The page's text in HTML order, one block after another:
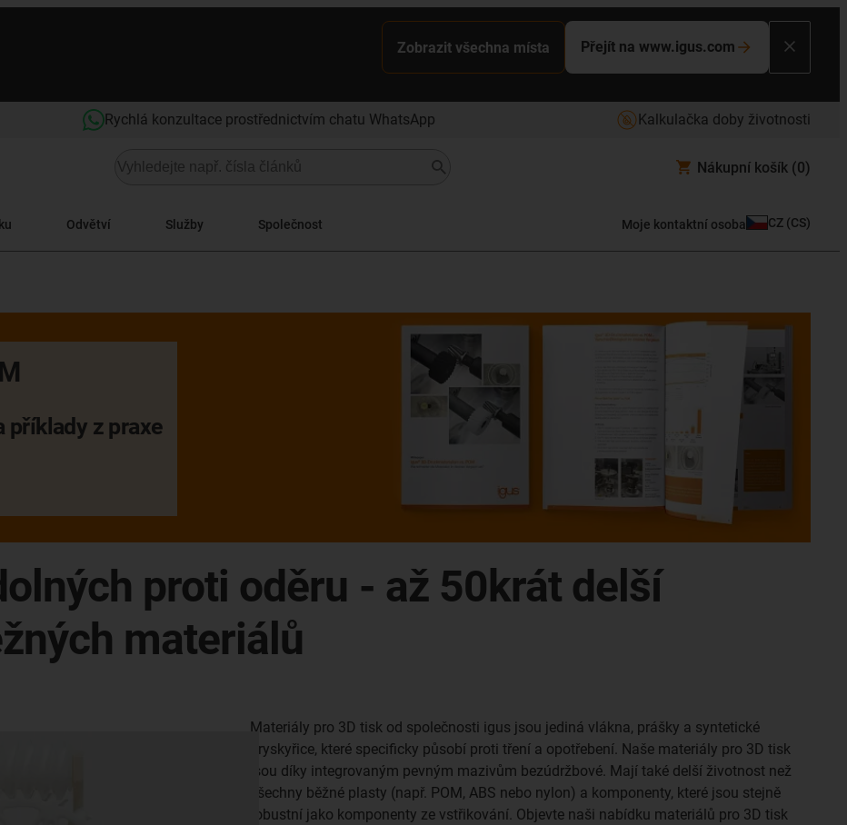
Zobrazit všechna místa Přejít na www.igus.com
Rychlá konzultace prostřednictvím chatu WhatsApp Kalkulačka doby životnosti
Nákupní košík (0)
Odvětví Služby Společnost Moje kontaktní osoba CZ (CS)
příklady z praxe
proti oděru - až 50krát delší
materiálů
Materiály pro 3D tisk od společnosti igus jsou jediná vlákna, prášky a syntetické
pryskyřice, které specificky působí proti tření a opotřebení. Naše materiály pro 3D tisk
jsou díky integrovaným pevným mazivům bezúdržbové. Mají také delší životnost než
všechny běžné plasty (např. POM, ABS nebo nylon) a komponenty, které jsou stejně
robustní jako komponenty ze vstřikování. Objevte naši nabídku materiálů pro 3D tisk